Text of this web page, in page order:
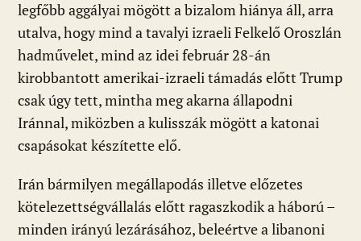
legfőbb aggályai mögött a bizalom hiánya áll, arra
utalva, hogy mind a tavalyi izraeli Felkelő Oroszlán
hadművelet, mind az idei február 28-án
kirobbantott amerikai-izraeli támadás előtt Trump
csak úgy tett, mintha meg akarna állapodni
Iránnal, miközben a kulisszák mögött a katonai
csapásokat készítette elő.
Irán bármilyen megállapodás illetve előzetes
kötelezettségvállalás előtt ragaszkodik a háború –
minden irányú lezárásához, beleértve a libanoni